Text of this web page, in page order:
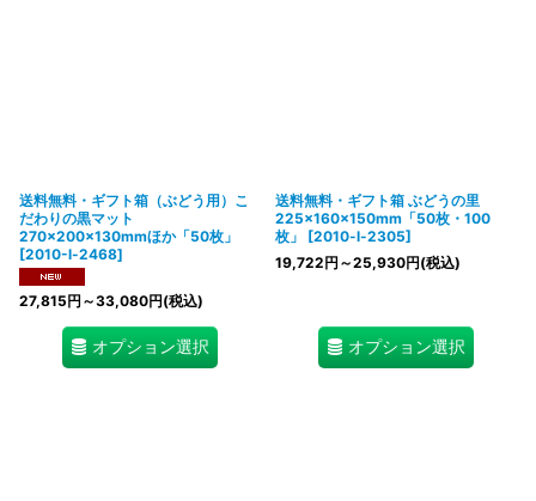
送料無料・ギフト箱（ぶどう用）こ
だわりの黒マット
270×200×130mmほか「50枚」
[2010-l-2468]
27,815円 ～33,080円(税込)
オプション選択
送料無料・ギフト箱 ぶどうの里
225×160×150mm「50枚・100
枚」
[2010-l-2305]
19,722円 ～25,930円(税込)
オプション選択